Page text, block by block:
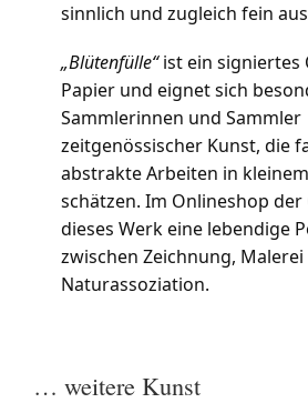
sinnlich und zugleich fein
„Blütenfülle“ist ein signiertes
Papier und eignet sich
Sammlerinnen und Sammler
zeitgenössischer Kunst, die
abstrakte Arbeiten in
schätzen. Im Onlineshop der
dieses Werk eine lebendige
zwischen Zeichnung,
Naturassoziation.
… weitere Kunst